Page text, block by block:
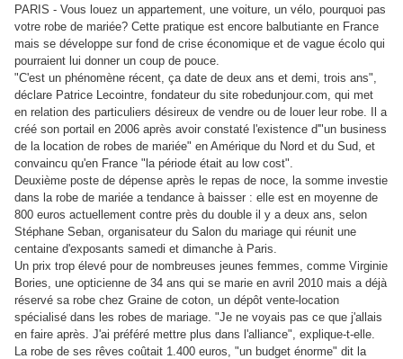
PARIS - Vous louez un appartement, une voiture, un vélo, pourquoi pas
votre robe de mariée? Cette pratique est encore balbutiante en France
mais se développe sur fond de crise économique et de vague écolo qui
pourraient lui donner un coup de pouce.
"C'est un phénomène récent, ça date de deux ans et demi, trois ans",
déclare Patrice Lecointre, fondateur du site robedunjour.com, qui met
en relation des particuliers désireux de vendre ou de louer leur robe. Il a
créé son portail en 2006 après avoir constaté l'existence d'"un business
de la location de robes de mariée" en Amérique du Nord et du Sud, et
convaincu qu'en France "la période était au low cost".
Deuxième poste de dépense après le repas de noce, la somme investie
dans la robe de mariée a tendance à baisser : elle est en moyenne de
800 euros actuellement contre près du double il y a deux ans, selon
Stéphane Seban, organisateur du Salon du mariage qui réunit une
centaine d'exposants samedi et dimanche à Paris.
Un prix trop élevé pour de nombreuses jeunes femmes, comme Virginie
Bories, une opticienne de 34 ans qui se marie en avril 2010 mais a déjà
réservé sa robe chez Graine de coton, un dépôt vente-location
spécialisé dans les robes de mariage. "Je ne voyais pas ce que j'allais
en faire après. J'ai préféré mettre plus dans l'alliance", explique-t-elle.
La robe de ses rêves coûtait 1.400 euros, "un budget énorme" dit la